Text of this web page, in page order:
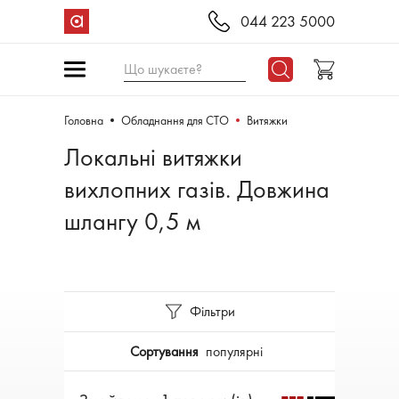
044 223 5000
Що шукаєте?
Головна Обладнання для СТО Витяжки
Локальні витяжки
вихлопних газів. Довжина
шлангу 0,5 м
Фільтри
Сортування популярні